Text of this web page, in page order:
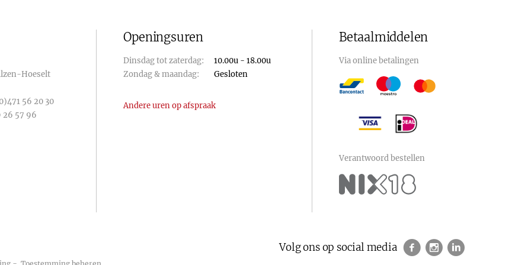
Hoeselt
56 20 30
26 57 96
Openingsuren
Dinsdag tot zaterdag:
10.00u - 18.00u
Zondag & maandag:
Gesloten
Andere uren op afspraak
Betaalmiddelen
Via online betalingen
Verantwoord bestellen
Volg ons op social media